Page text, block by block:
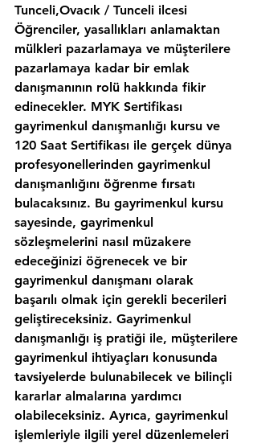
Tunceli,Ovacık / Tunceli ilcesi
Öğrenciler, yasallıkları anlamaktan
mülkleri pazarlamaya ve müşterilere
pazarlamaya kadar bir emlak
danışmanının rolü hakkında fikir
edinecekler. MYK Sertifikası
gayrimenkul danışmanlığı kursu ve
120 Saat Sertifikası ile gerçek dünya
profesyonellerinden gayrimenkul
danışmanlığını öğrenme fırsatı
bulacaksınız. Bu gayrimenkul kursu
sayesinde, gayrimenkul
sözleşmelerini nasıl müzakere
edeceğinizi öğrenecek ve bir
gayrimenkul danışmanı olarak
başarılı olmak için gerekli becerileri
geliştireceksiniz. Gayrimenkul
danışmanlığı iş pratiği ile, müşterilere
gayrimenkul ihtiyaçları konusunda
tavsiyelerde bulunabilecek ve bilinçli
kararlar almalarına yardımcı
olabileceksiniz. Ayrıca, gayrimenkul
işlemleriyle ilgili yerel düzenlemeleri